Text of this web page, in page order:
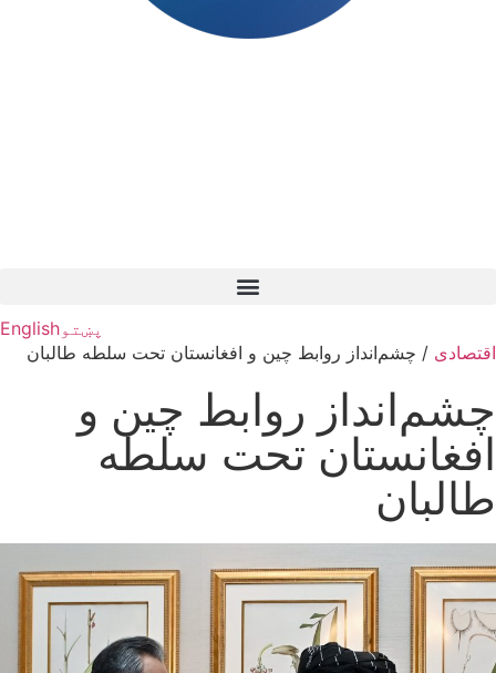
پښتوEnglish
اقتصادی / چشم‌انداز روابط چین و افغانستان تحت سلطه طالبان
چشم‌انداز روابط چین و
افغانستان تحت سلطه
طالبان